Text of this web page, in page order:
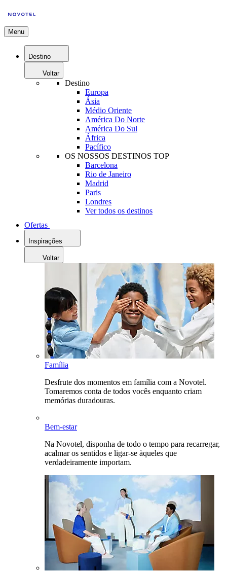
Menu
Destino
Voltar
Destino
Europa
Ásia
Médio Oriente
América Do Norte
América Do Sul
África
Pacífico
OS NOSSOS DESTINOS TOP
Barcelona
Rio de Janeiro
Madrid
Paris
Londres
Ver todos os destinos
Ofertas
Inspirações
Voltar
Família
Desfrute dos momentos em família com a Novotel.
Tomaremos conta de todos vocês enquanto criam
memórias duradouras.
Bem-estar
Na Novotel, disponha de todo o tempo para recarregar,
acalmar os sentidos e ligar-se àqueles que
verdadeiramente importam.